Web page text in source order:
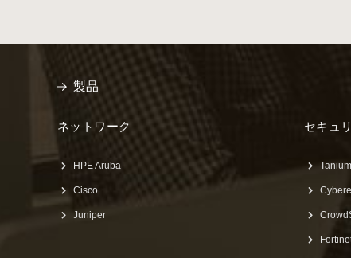
製品
ネットワーク
HPE Aruba
Cisco
Juniper
セキュ
Tanium